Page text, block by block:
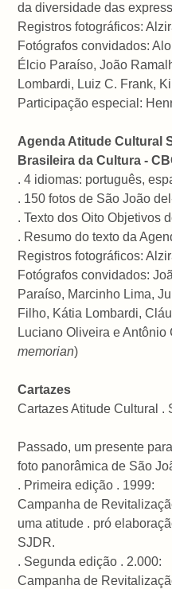
da diversidade das
Registros fotográficos:
Fotógrafos convidados:
Élcio Paraíso, João
Lombardi, Luiz C. Frank,
Participação especial:
Agenda Atitude Cultural
Brasileira da Cultura -
. 4 idiomas: português,
. 150 fotos de São João
. Texto dos Oito Objetivos
. Resumo do texto da
Registros fotográficos:
Fotógrafos convidados:
Paraíso, Marcinho Lima,
Filho, Kátia Lombardi,
Luciano Oliveira e
memorian)
Cartazes
Cartazes Atitude Cultural .
Passado, um presente
foto panorâmica de São
. Primeira edição . 1999:
Campanha de
uma atitude . pró
SJDR.
. Segunda edição . 2.000:
Campanha de